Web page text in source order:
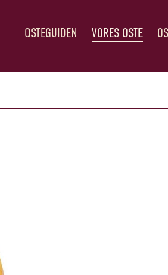
OSTEGUIDEN VORES OSTE